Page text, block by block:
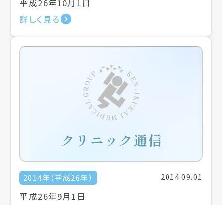
平成26年10月1日
詳しく見る
2014年（平成26年） 2014.09.01
平成26年9月1日